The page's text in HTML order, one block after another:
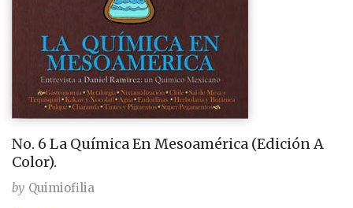
No. 6 La Química En Mesoamérica (Edición A
Color).
by Quimiofilia